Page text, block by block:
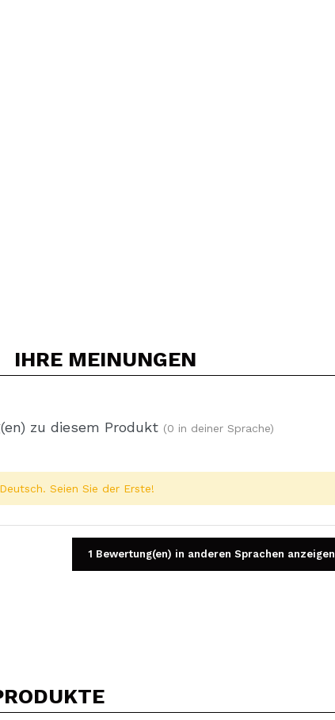
IHRE MEINUNGEN
zu diesem Produkt (0 in deiner Sprache)
Seien Sie der Erste!
1 Bewertung(en) in anderen Sprachen anzeigen